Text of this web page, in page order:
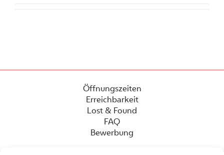
Öffnungszeiten
Erreichbarkeit
Lost & Found
FAQ
Bewerbung